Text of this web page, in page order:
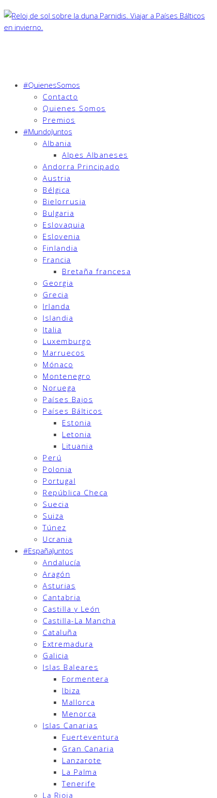
#QuienesSomos
Contacto
Quienes Somos
Premios
#MundoJuntos
Albania
Alpes Albaneses
Andorra Principado
Austria
Bélgica
Bielorrusia
Bulgaria
Eslovaquia
Eslovenia
Finlandia
Francia
Bretaña francesa
Georgia
Grecia
Irlanda
Islandia
Italia
Luxemburgo
Marruecos
Mónaco
Montenegro
Noruega
Países Bajos
Países Bálticos
Estonia
Letonia
Lituania
Perú
Polonia
Portugal
República Checa
Suecia
Suiza
Túnez
Ucrania
#EspañaJuntos
Andalucía
Aragón
Asturias
Cantabria
Castilla y León
Castilla-La Mancha
Cataluña
Extremadura
Galicia
Islas Baleares
Formentera
Ibiza
Mallorca
Menorca
Islas Canarias
Fuerteventura
Gran Canaria
Lanzarote
La Palma
Tenerife
La Rioja